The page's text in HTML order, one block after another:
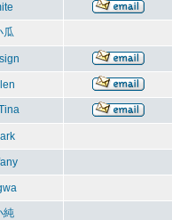
瓜
純